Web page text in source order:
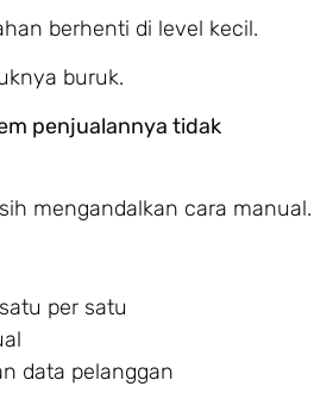
berhenti di level kecil.
buruk.
penjualannya tidak
mengandalkan cara manual.
per satu
data pelanggan